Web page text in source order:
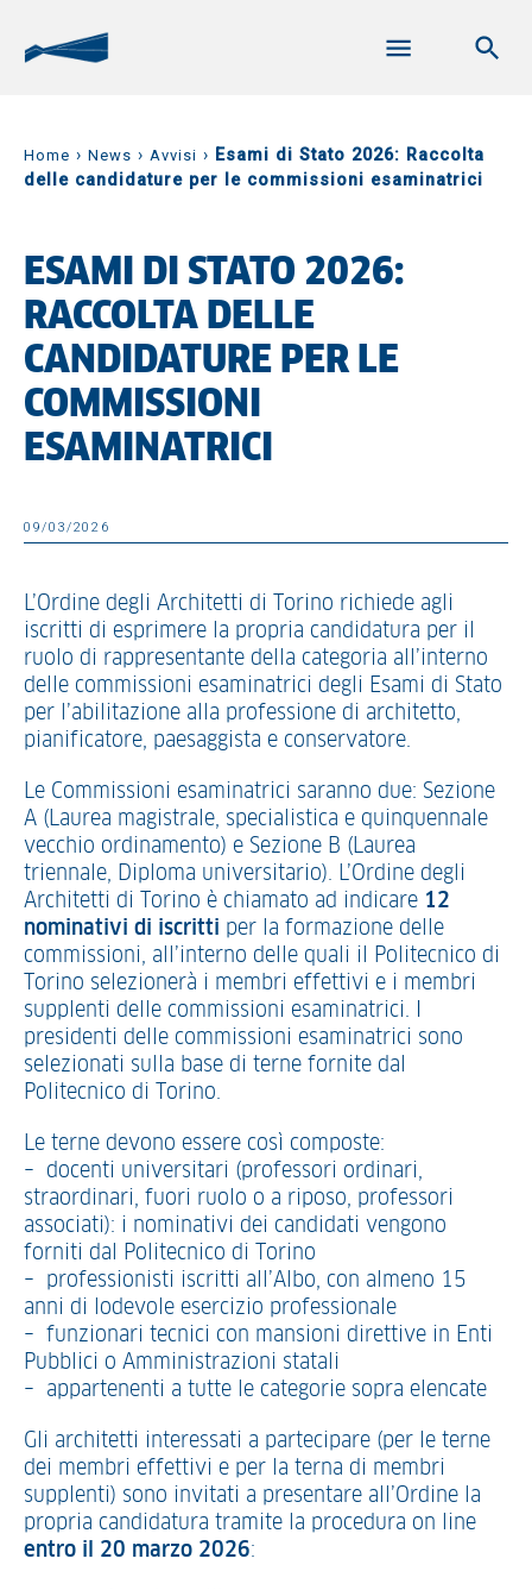
Home › News › Avvisi › Esami di Stato 2026: Raccolta
delle candidature per le commissioni esaminatrici
ESAMI DI STATO 2026:
RACCOLTA DELLE
CANDIDATURE PER LE
COMMISSIONI
ESAMINATRICI
09/03/2026
L’Ordine degli Architetti di Torino richiede agli
iscritti di esprimere la propria candidatura per il
ruolo di rappresentante della categoria all’interno
delle commissioni esaminatrici degli Esami di Stato
per l’abilitazione alla professione di architetto,
pianificatore, paesaggista e conservatore.
Le Commissioni esaminatrici saranno due: Sezione
A (Laurea magistrale, specialistica e quinquennale
vecchio ordinamento) e Sezione B (Laurea
triennale, Diploma universitario). L’Ordine degli
Architetti di Torino è chiamato ad indicare 12
nominativi di iscritti per la formazione delle
commissioni, all’interno delle quali il Politecnico di
Torino selezionerà i membri effettivi e i membri
supplenti delle commissioni esaminatrici. I
presidenti delle commissioni esaminatrici sono
selezionati sulla base di terne fornite dal
Politecnico di Torino.
Le terne devono essere così composte:
– docenti universitari (professori ordinari,
straordinari, fuori ruolo o a riposo, professori
associati): i nominativi dei candidati vengono
forniti dal Politecnico di Torino
– professionisti iscritti all’Albo, con almeno 15
anni di lodevole esercizio professionale
– funzionari tecnici con mansioni direttive in Enti
Pubblici o Amministrazioni statali
– appartenenti a tutte le categorie sopra elencate
Gli architetti interessati a partecipare (per le terne
dei membri effettivi e per la terna di membri
supplenti) sono invitati a presentare all’Ordine la
propria candidatura tramite la procedura on line
entro il 20 marzo 2026: